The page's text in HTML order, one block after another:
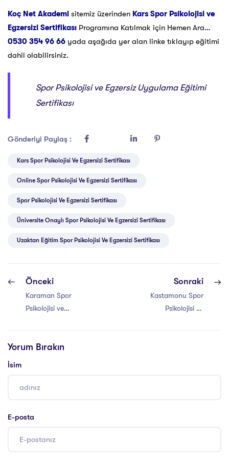
Koç Net Akademi sitemiz üzerinden Kars Spor Psikolojisi ve
Egzersizi Sertifikası Programına Katılmak için Hemen Ara…
0530 354 96 66 yada aşağıda yer alan linke tıklayıp eğitimi
dahil olabilirsiniz.
Spor Psikolojisi ve Egzersiz Uygulama Eğitimi
Sertifikası
Gönderiyi Paylaş :
Kars Spor Psikolojisi Ve Egzersizi Sertifikası
Online Spor Psikolojisi Ve Egzersizi Sertifikası
Spor Psikolojisi Ve Egzersizi Sertifikası
Üniversite Onaylı Spor Psikolojisi Ve Egzersizi Sertifikası
Uzaktan Eğitim Spor Psikolojisi Ve Egzersizi Sertifikası
Önceki
Karaman Spor
Psikolojisi ve
Sonraki
Kastamonu Spor
Psikolojisi ve
Yorum Bırakın
İsim
E-posta